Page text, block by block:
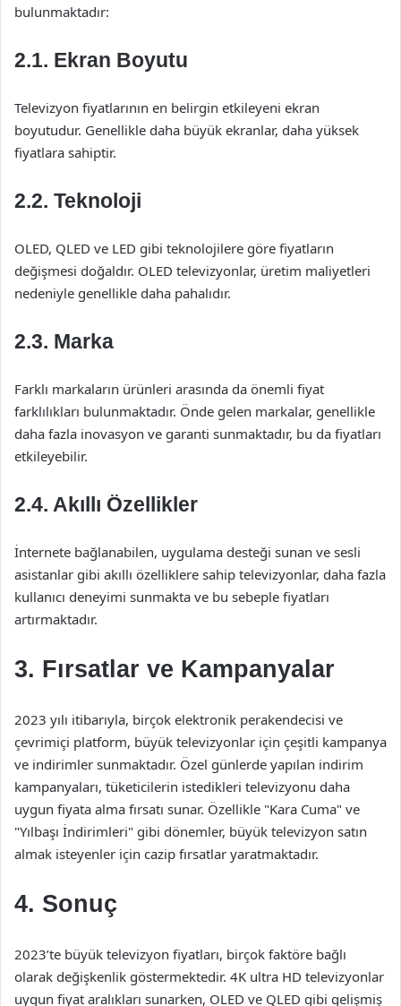
bulunmaktadır:
2.1. Ekran Boyutu
Televizyon fiyatlarının en belirgin etkileyeni ekran
boyutudur. Genellikle daha büyük ekranlar, daha yüksek
fiyatlara sahiptir.
2.2. Teknoloji
OLED, QLED ve LED gibi teknolojilere göre fiyatların
değişmesi doğaldır. OLED televizyonlar, üretim maliyetleri
nedeniyle genellikle daha pahalıdır.
2.3. Marka
Farklı markaların ürünleri arasında da önemli fiyat
farklılıkları bulunmaktadır. Önde gelen markalar, genellikle
daha fazla inovasyon ve garanti sunmaktadır, bu da fiyatları
etkileyebilir.
2.4. Akıllı Özellikler
İnternete bağlanabilen, uygulama desteği sunan ve sesli
asistanlar gibi akıllı özelliklere sahip televizyonlar, daha fazla
kullanıcı deneyimi sunmakta ve bu sebeple fiyatları
artırmaktadır.
3. Fırsatlar ve Kampanyalar
2023 yılı itibarıyla, birçok elektronik perakendecisi ve
çevrimiçi platform, büyük televizyonlar için çeşitli kampanya
ve indirimler sunmaktadır. Özel günlerde yapılan indirim
kampanyaları, tüketicilerin istedikleri televizyonu daha
uygun fiyata alma fırsatı sunar. Özellikle "Kara Cuma" ve
"Yılbaşı İndirimleri" gibi dönemler, büyük televizyon satın
almak isteyenler için cazip fırsatlar yaratmaktadır.
4. Sonuç
2023’te büyük televizyon fiyatları, birçok faktöre bağlı
olarak değişkenlik göstermektedir. 4K ultra HD televizyonlar
uygun fiyat aralıkları sunarken, OLED ve QLED gibi gelişmiş